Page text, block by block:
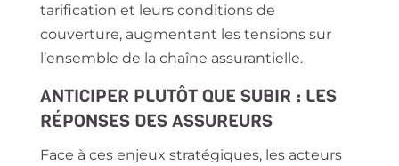
tarification et leurs conditions de
couverture, augmentant les tensions sur
l’ensemble de la chaîne assurantielle.
ANTICIPER PLUTÔT QUE SUBIR : LES
RÉPONSES DES ASSUREURS
Face à ces enjeux stratégiques, les acteurs